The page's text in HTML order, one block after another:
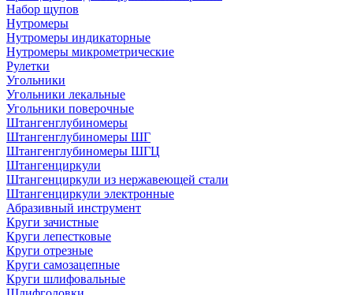
Набор щупов
Нутромеры
Нутромеры индикаторные
Нутромеры микрометрические
Рулетки
Угольники
Угольники лекальные
Угольники поверочные
Штангенглубиномеры
Штангенглубиномеры ШГ
Штангенглубиномеры ШГЦ
Штангенциркули
Штангенциркули из нержавеющей стали
Штангенциркули электронные
Абразивный инструмент
Круги зачистные
Круги лепестковые
Круги отрезные
Круги самозацепные
Круги шлифовальные